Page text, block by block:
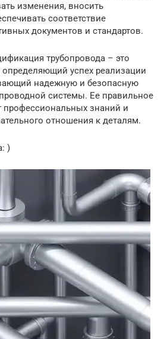
изменения, вносить
соответствие
документов и стандартов.
трубопровода – это
успех реализации
надежную и безопасную
системы. Ее правильное
профессиональных знаний и
отношения к деталям.
)